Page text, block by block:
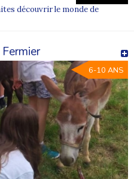
découvrir le monde de
6-10 ANS